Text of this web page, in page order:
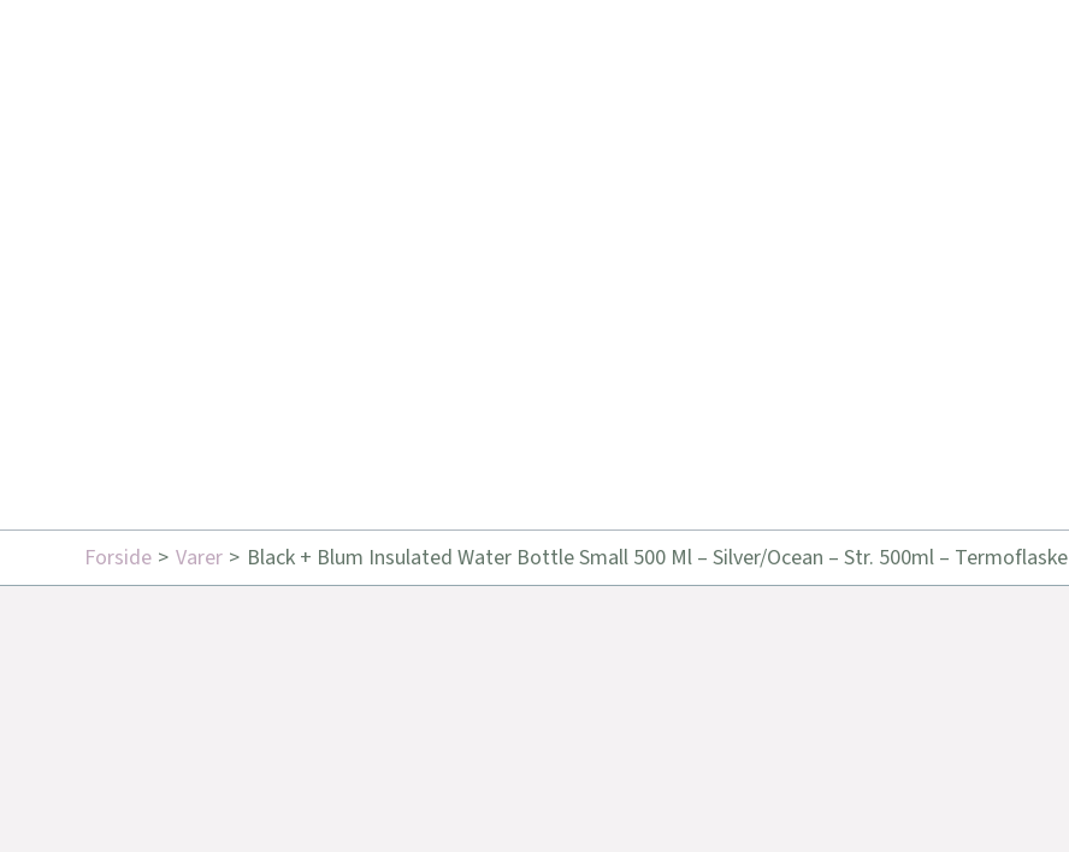
Forside Varer Black + Blum Insulated Water Bottle Small 500 Ml – Silver/Ocean – Str. 500ml – Termoflaske